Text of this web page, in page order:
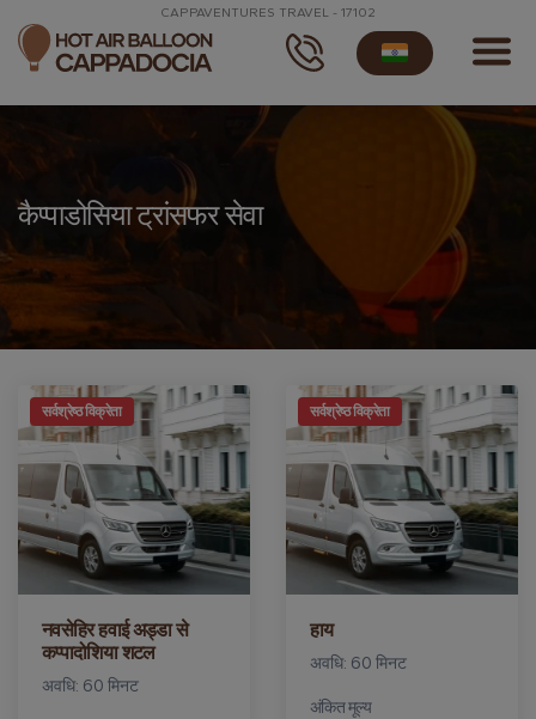
CAPPAVENTURES TRAVEL - 17102
कैप्पाडोसिया ट्रांसफर सेवा
सर्वश्रेष्ठ विक्रेता
नवसेहिर हवाई अड्डा से
कप्पादोशिया शटल
अवधि: 60 मिनट
सर्वश्रेष्ठ विक्रेता
हाय
अवधि: 60 मिनट
अंकित मूल्य